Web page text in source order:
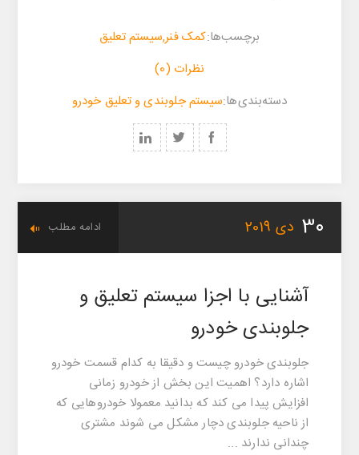
برچسب‌ها:کمک فنر,سیستم تعلیق
نظرات (0)
‌‌دسته‌بندی‌‌ها:سیستم جلوبندی و تعلیق خودرو
30 دی 2019 ادامه مطلب
آشنایی با اجزا سیستم تعلیق و
جلوبندی خودرو
جلوبندی خودرو چیست و دقیقا به کدام قسمت خودرو
اشاره دارد؟ اهمیت این بخش از خودرو زمانی
افزایش پیدا می کند که بدانید معمولا خودروهایی که
از ناحیه جلوبندی دچار مشکل می شوند مشتری
چندانی ندارند ...